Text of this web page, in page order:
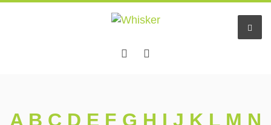
A B C D E F G H I J K L M N